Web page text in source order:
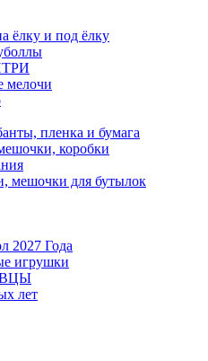
ёлку и под ёлку
мелочи
пленка и бумага
коробки
мешочки для бутылок
2027 Года
игрушки
лет